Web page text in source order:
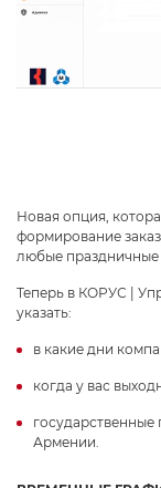
Новая опция,
формирование
любые праздничные
Теперь в КОРУС |
указать:
в какие дни
когда у вас
Армении.
специалист.
Не
обязательно